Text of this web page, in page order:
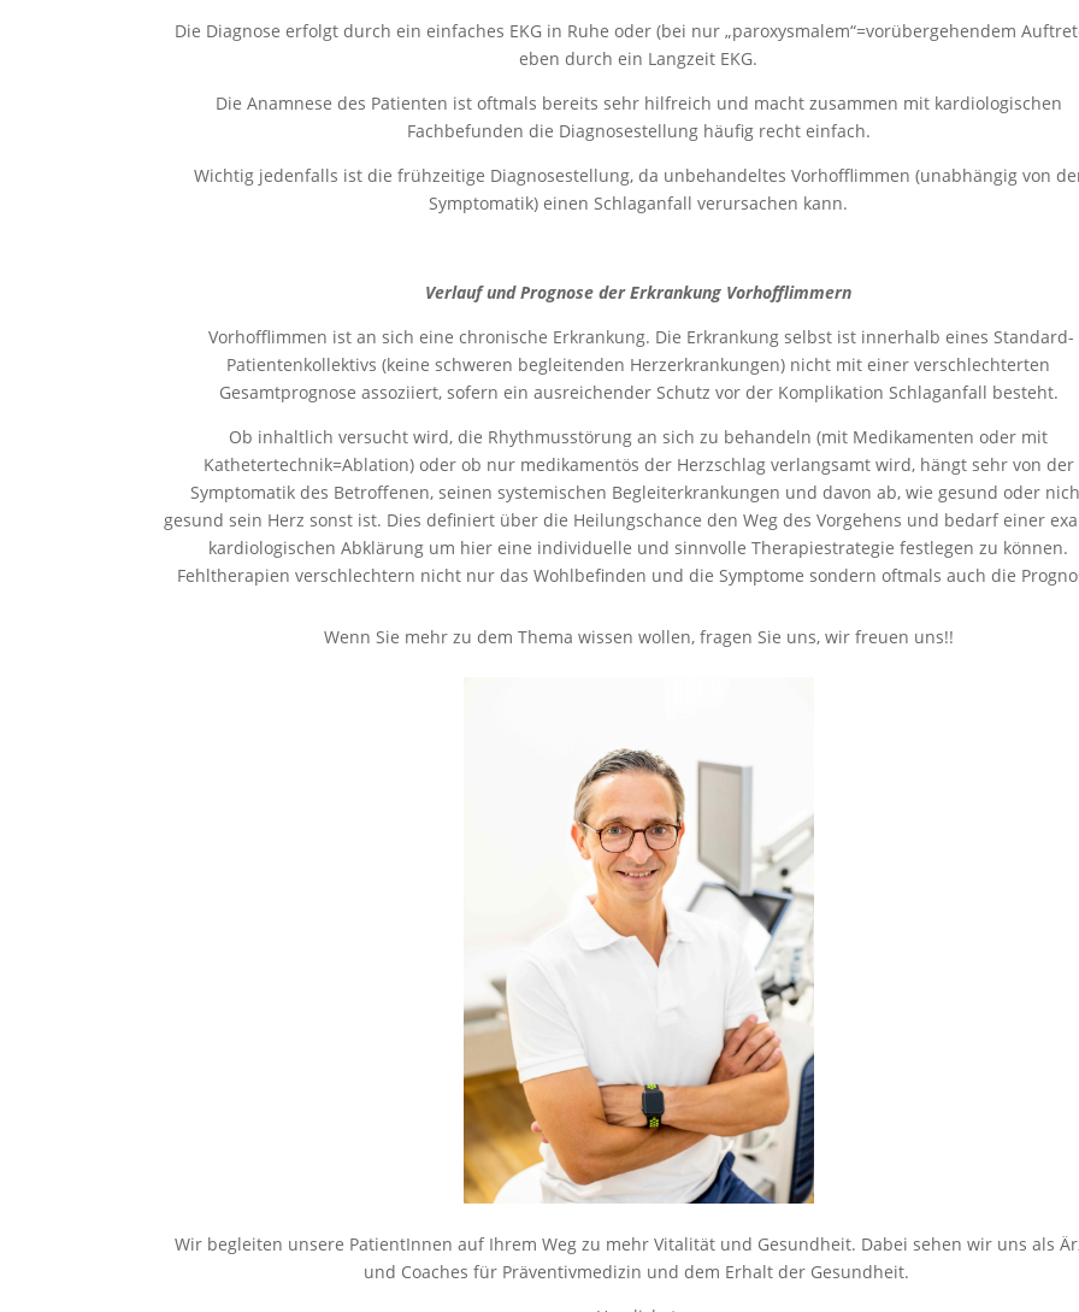
Die Diagnose erfolgt durch ein einfaches EKG in Ruhe oder (bei nur „paroxysmalem“=vorübergehendem
eben durch ein Langzeit EKG.
Die Anamnese des Patienten ist oftmals bereits sehr hilfreich und macht zusammen mit kardiologischen
Fachbefunden die Diagnosestellung häufig recht einfach.
Wichtig jedenfalls ist die frühzeitige Diagnosestellung, da unbehandeltes Vorhofflimmen (unabhängig von
Symptomatik) einen Schlaganfall verursachen kann.
Verlauf und Prognose der Erkrankung Vorhofflimmern
Vorhofflimmen ist an sich eine chronische Erkrankung. Die Erkrankung selbst ist innerhalb eines Standard-
Patientenkollektivs (keine schweren begleitenden Herzerkrankungen) nicht mit einer verschlechterten
Gesamtprognose assoziiert, sofern ein ausreichender Schutz vor der Komplikation Schlaganfall besteht.
Ob inhaltlich versucht wird, die Rhythmusstörung an sich zu behandeln (mit Medikamenten oder mit
Kathetertechnik=Ablation) oder ob nur medikamentös der Herzschlag verlangsamt wird, hängt sehr von der
Symptomatik des Betroffenen, seinen systemischen Begleiterkrankungen und davon ab, wie gesund oder
gesund sein Herz sonst ist. Dies definiert über die Heilungschance den Weg des Vorgehens und bedarf einer
kardiologischen Abklärung um hier eine individuelle und sinnvolle Therapiestrategie festlegen zu können.
Fehltherapien verschlechtern nicht nur das Wohlbefinden und die Symptome sondern oftmals auch die
Wenn Sie mehr zu dem Thema wissen wollen, fragen Sie uns, wir freuen uns!!
Wir begleiten unsere PatientInnen auf Ihrem Weg zu mehr Vitalität und Gesundheit. Dabei sehen wir uns als
und Coaches für Präventivmedizin und dem Erhalt der Gesundheit.